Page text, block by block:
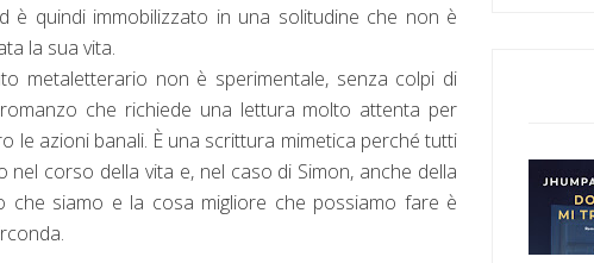
è quindi immobilizzato in una solitudine che non è
la sua vita.
metaletterario non è sperimentale, senza colpi di
che richiede una lettura molto attenta per
azioni banali. È una scrittura mimetica perché tutti
corso della vita e, nel caso di Simon, anche della
che siamo e la cosa migliore che possiamo fare è